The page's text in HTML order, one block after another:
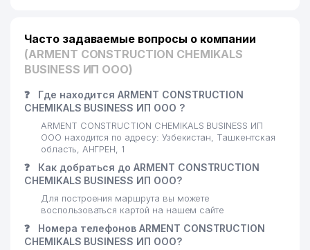
Часто задаваемые вопросы о компании
(ARMENT CONSTRUCTION CHEMIKALS
BUSINESS ИП ООО)
❓
Где находится ARMENT CONSTRUCTION
CHEMIKALS BUSINESS ИП ООО ?
ARMENT CONSTRUCTION CHEMIKALS BUSINESS ИП
ООО находится по адресу: Узбекистан, Ташкентская
область, АНГРЕН, 1
❓
Как добраться до ARMENT CONSTRUCTION
CHEMIKALS BUSINESS ИП ООО?
Для построения маршрута вы можете
воспользоваться картой на нашем сайте
❓
Номера телефонов ARMENT CONSTRUCTION
CHEMIKALS BUSINESS ИП ООО?